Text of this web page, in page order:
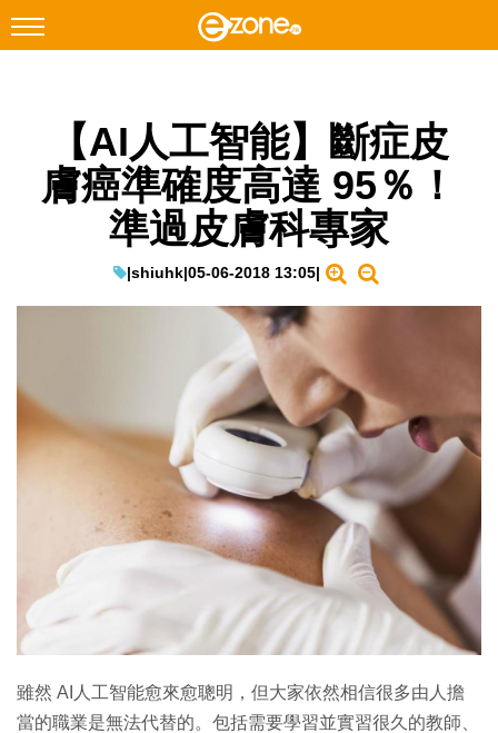
Facebook Instagram
科技焦點
教學評測
IT Times
生成式AI與雲端應用
Enterprise Digital Transformation
【AI人工智能】斷症皮
膚癌準確度高達 95％！
準過皮膚科專家
|shiuhk|05-06-2018 13:05|
雖然 AI人工智能愈來愈聰明，但大家依然相信很多由人擔
當的職業是無法代替的。包括需要學習並實習很久的教師、